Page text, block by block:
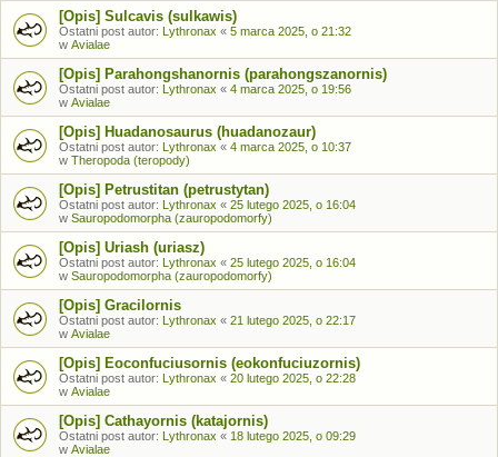
[Opis] Sulcavis (sulkawis)
Ostatni post autor: Lythronax « 5 marca 2025, o 21:32
w Avialae
[Opis] Parahongshanornis (parahongszanornis)
Ostatni post autor: Lythronax « 4 marca 2025, o 19:56
w Avialae
[Opis] Huadanosaurus (huadanozaur)
Ostatni post autor: Lythronax « 4 marca 2025, o 10:37
w Theropoda (teropody)
[Opis] Petrustitan (petrustytan)
Ostatni post autor: Lythronax « 25 lutego 2025, o 16:04
w Sauropodomorpha (zauropodomorfy)
[Opis] Uriash (uriasz)
Ostatni post autor: Lythronax « 25 lutego 2025, o 16:04
w Sauropodomorpha (zauropodomorfy)
[Opis] Gracilornis
Ostatni post autor: Lythronax « 21 lutego 2025, o 22:17
w Avialae
[Opis] Eoconfuciusornis (eokonfuciuzornis)
Ostatni post autor: Lythronax « 20 lutego 2025, o 22:28
w Avialae
[Opis] Cathayornis (katajornis)
Ostatni post autor: Lythronax « 18 lutego 2025, o 09:29
w Avialae